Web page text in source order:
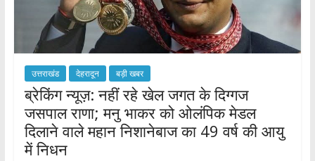
उत्तराखंड देहरादून बड़ी खबर
ब्रेकिंग न्यूज़: नहीं रहे खेल जगत के दिग्गज
जसपाल राणा; मनु भाकर को ओलंपिक मेडल
दिलाने वाले महान निशानेबाज का 49 वर्ष की आयु
में निधन